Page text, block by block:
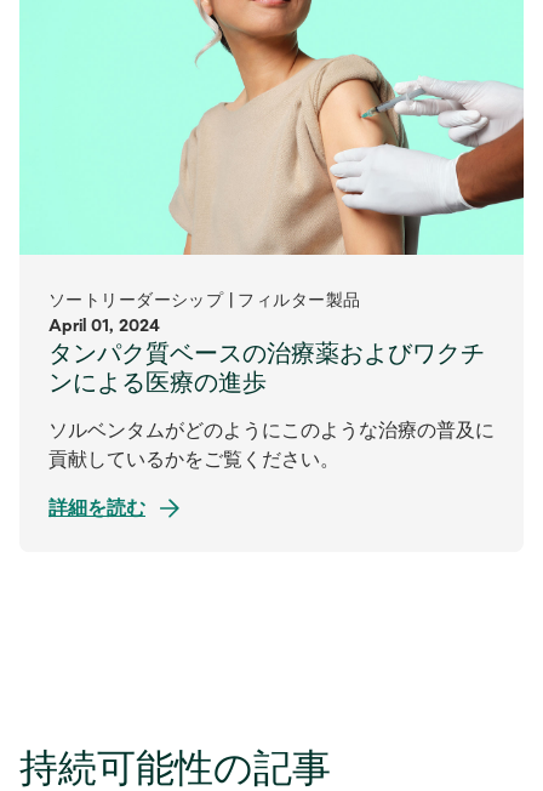
ソートリーダーシップ | フィルター製品
April 01, 2024
タンパク質ベースの治療薬およびワクチ
ンによる医療の進歩
ソルベンタムがどのようにこのような治療の普及に
貢献しているかをご覧ください。
詳細を読む
持続可能性の記事